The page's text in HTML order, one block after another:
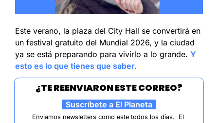
Este verano, la plaza del City Hall se convertirá en
un festival gratuito del Mundial 2026, y la ciudad
ya se está preparando para vivirlo a lo grande. Y
esto es lo que tienes que saber.
¿TE REENVIARON ESTE CORREO?
  Suscríbete a El Planeta
Enviamos newsletters como este todos los días.  El